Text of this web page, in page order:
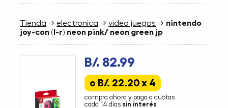
Tienda →electronica →video juegos → nintendo
joy-con (l-r) neon pink/ neon green jp
B/. 82.99
o B/. 22.20 x 4
compra ahora y paga a cuotas
cada 14 días sin interés